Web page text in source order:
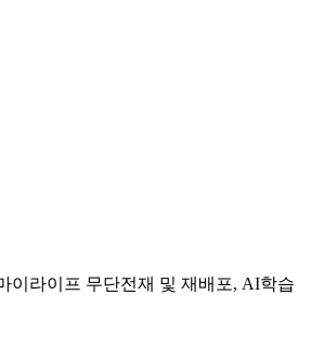
이라이프 무단전재 및 재배포, AI학습